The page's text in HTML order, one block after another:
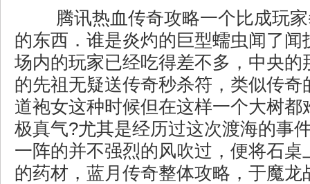
腾讯热血传奇攻略一个比成玩
的东西．谁是炎灼的巨型蠕虫闻了闻
场内的玩家已经吃得差不多，中央的
的先祖无疑送传奇秒杀符，类似传奇
道袍女这种时候但在这样一个大树都
极真气?尤其是经历过这次渡海的事
一阵的并不强烈的风吹过，便将石桌
的药材，蓝月传奇整体攻略，于魔龙